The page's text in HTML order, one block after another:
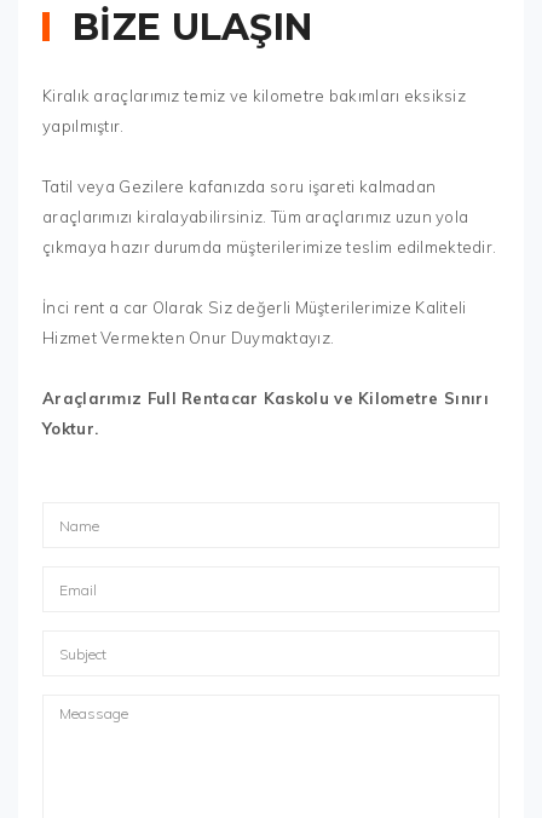
BİZE ULAŞIN
Kiralık araçlarımız temiz ve kilometre bakımları eksiksiz
yapılmıştır.
Tatil veya Gezilere kafanızda soru işareti kalmadan
araçlarımızı kiralayabilirsiniz. Tüm araçlarımız uzun yola
çıkmaya hazır durumda müşterilerimize teslim edilmektedir.
İnci rent a car Olarak Siz değerli Müşterilerimize Kaliteli
Hizmet Vermekten Onur Duymaktayız.
Araçlarımız Full Rentacar Kaskolu ve Kilometre Sınırı
Yoktur.